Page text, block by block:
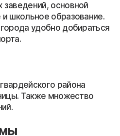
основной
школьное образование.
удобно добираться
района
Также множество